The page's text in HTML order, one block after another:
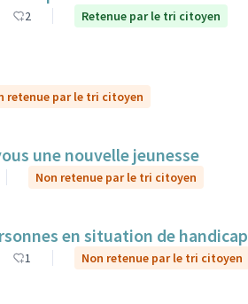
2 Retenue par le tri citoyen
retenue par le tri citoyen
une nouvelle jeunesse
Non retenue par le tri citoyen
en situation de handicap
1 Non retenue par le tri citoyen